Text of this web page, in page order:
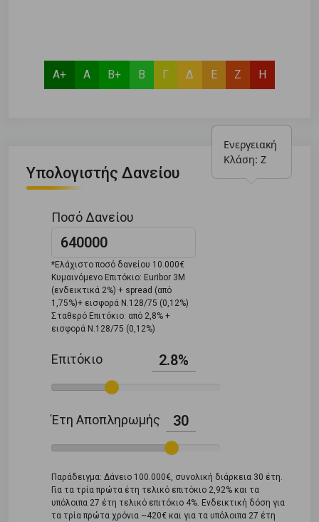
Α+ Α Β+ Β Γ Δ Ε Ζ
Ενεργειακή
Κλάση: Ζ
Η
Υπολογιστής Δανείου
Ποσό Δανείου
*Ελάχιστο ποσό δανείου 10.000€
Κυμαινόμενο Επιτόκιο: Euribor 3M
(ενδεικτικά 2%) + spread (από
1,75%)+ εισφορά Ν.128/75 (0,12%)
Σταθερό Επιτόκιο: από 2,8% +
εισφορά Ν.128/75 (0,12%)
Επιτόκιο 2.8%
Έτη Αποπληρωμής 30
Παράδειγμα: Δάνειο 100.000€, συνολική διάρκεια 30 έτη.
Για τα τρία πρώτα έτη τελικό επιτόκιο 2,92% και τα
υπόλοιπα 27 έτη τελικό επιτόκιο 4%. Ενδεικτική δόση για
τα τρία πρώτα χρόνια ~420€ και για τα υπόλοιπα 27 έτη